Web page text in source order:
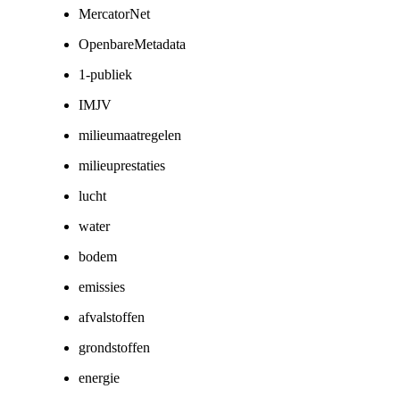
MercatorNet
OpenbareMetadata
1-publiek
IMJV
milieumaatregelen
milieuprestaties
lucht
water
bodem
emissies
afvalstoffen
grondstoffen
energie